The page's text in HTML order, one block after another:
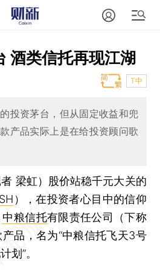
酒类信托再现江湖
T中
投资茅台，但从固定收益和兜
产品实际上是在给投资顾问歌
梁虹）
股价站稳千元大关的
），在投资者心目中的信仰
中粮信托有限责任公司（下称
品，名为“中粮信托飞天3号
划”。